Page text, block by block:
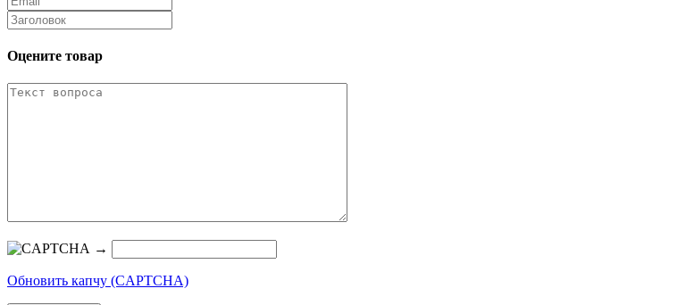
Оцените товар
→
Обновить капчу (CAPTCHA)